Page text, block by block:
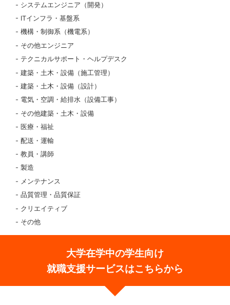
システムエンジニア（開発）
ITインフラ・基盤系
機構・制御系（機電系）
その他エンジニア
テクニカルサポート・ヘルプデスク
建築・土木・設備（施工管理）
建築・土木・設備（設計）
電気・空調・給排水（設備工事）
その他建築・土木・設備
医療・福祉
配送・運輸
教員・講師
製造
メンテナンス
品質管理・品質保証
クリエイティブ
その他
大学在学中の学生向け
就職支援サービスはこちらから